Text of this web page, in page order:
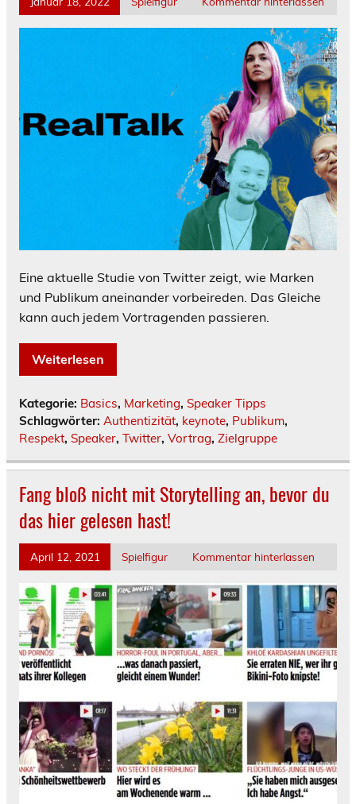
Eine aktuelle Studie von Twitter zeigt, wie Marken
und Publikum aneinander vorbeireden. Das Gleiche
kann auch jedem Vortragenden passieren.
Weiterlesen
Kategorie: Basics, Marketing, Speaker Tipps
Schlagwörter: Authentizität, keynote, Publikum,
Respekt, Speaker, Twitter, Vortrag, Zielgruppe
Fang bloß nicht mit Storytelling an, bevor du
das hier gelesen hast!
April 12, 2021 Spielfigur Kommentar hinterlassen